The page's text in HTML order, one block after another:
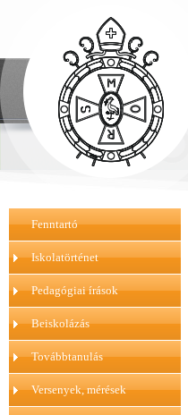
Fenntartó
Iskolatörténet
Pedagógiai írások
Beiskolázás
Továbbtanulás
Versenyek, mérések